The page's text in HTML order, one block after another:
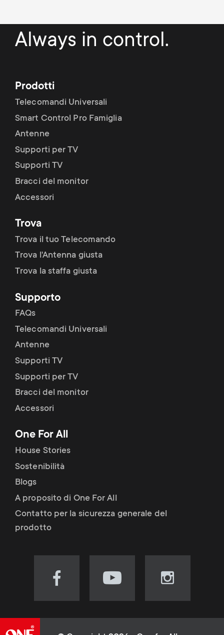
Always in control.
Prodotti
Telecomandi Universali
Smart Control Pro Famiglia
Antenne
Supporti per TV
Supporti TV
Bracci del monitor
Accessori
Trova
Trova il tuo Telecomando
Trova l'Antenna giusta
Trova la staffa giusta
Supporto
FAQs
Telecomandi Universali
Antenne
Supporti TV
Supporti per TV
Bracci del monitor
Accessori
One For All
House Stories
Sostenibilità
Blogs
A proposito di One For All
Contatto per la sicurezza generale del
prodotto
Visit
Visit
Visit